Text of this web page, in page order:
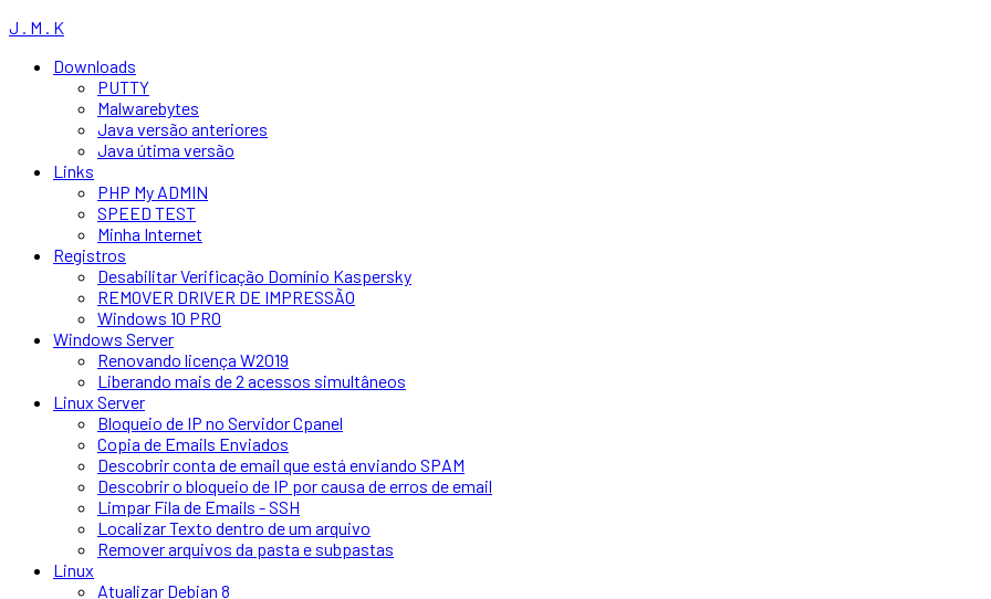
J . M . K
Downloads
PUTTY
Malwarebytes
Java versão anteriores
Java útima versão
Links
PHP My ADMIN
SPEED TEST
Minha Internet
Registros
Desabilitar Verificação Domínio Kaspersky
REMOVER DRIVER DE IMPRESSÃO
Windows 10 PRO
Windows Server
Renovando licença W2019
Liberando mais de 2 acessos simultâneos
Linux Server
Bloqueio de IP no Servidor Cpanel
Copia de Emails Enviados
Descobrir conta de email que está enviando SPAM
Descobrir o bloqueio de IP por causa de erros de email
Limpar Fila de Emails - SSH
Localizar Texto dentro de um arquivo
Remover arquivos da pasta e subpastas
Linux
Atualizar Debian 8